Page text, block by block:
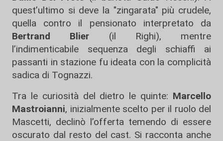
quest’ultimo si deve la "zingarata" più crudele,
quella contro il pensionato interpretato da
Bertrand Blier (il Righi), mentre
l’indimenticabile sequenza degli schiaffi ai
passanti in stazione fu ideata con la complicità
sadica di Tognazzi.
Tra le curiosità del dietro le quinte: Marcello
Mastroianni, inizialmente scelto per il ruolo del
Mascetti, declinò l’offerta temendo di essere
oscurato dal resto del cast. Si racconta anche